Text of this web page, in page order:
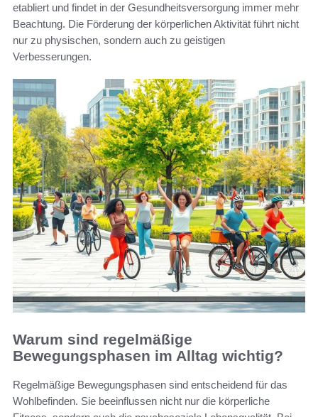
etabliert und findet in der Gesundheitsversorgung immer mehr
Beachtung. Die Förderung der körperlichen Aktivität führt nicht
nur zu physischen, sondern auch zu geistigen
Verbesserungen.
Warum sind regelmäßige
Bewegungsphasen im Alltag wichtig?
Regelmäßige Bewegungsphasen sind entscheidend für das
Wohlbefinden. Sie beeinflussen nicht nur die körperliche